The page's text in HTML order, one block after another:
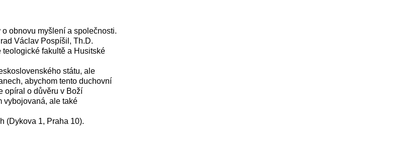
obnovu myšlení a společnosti.
Václav Pospíšil, Th.D.
fakultě a Husitské
státu, ale
abychom tento duchovní
opíral o důvěru v Boží
vybojovaná, ale také
(Dykova 1, Praha 10).